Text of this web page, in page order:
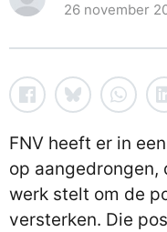
26 november
FNV heeft er in
op aangedrongen,
werk stelt om de
versterken. Die